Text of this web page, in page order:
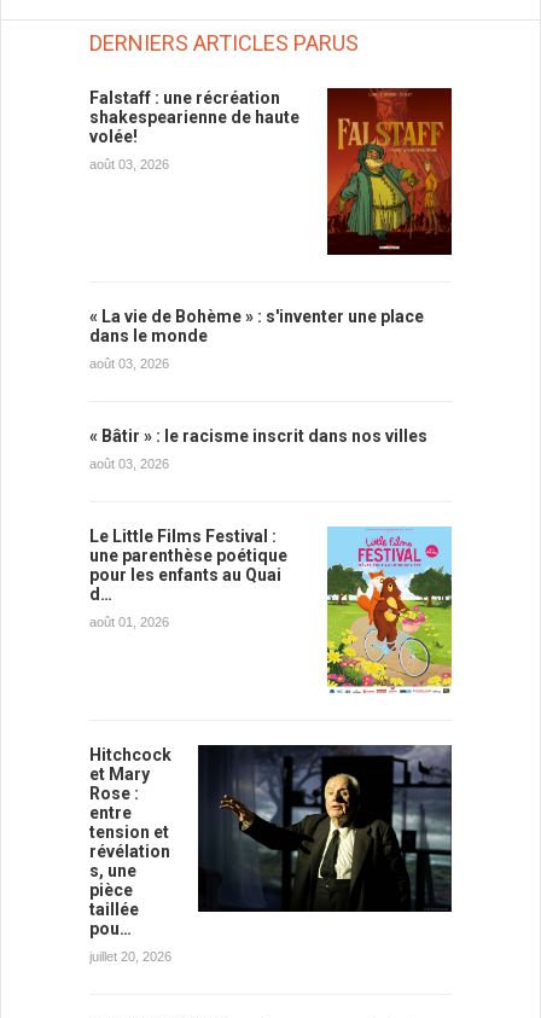
DERNIERS ARTICLES PARUS
Falstaff : une récréation
shakespearienne de haute
volée!
août 03, 2026
« La vie de Bohème » : s'inventer une place
dans le monde
août 03, 2026
« Bâtir » : le racisme inscrit dans nos villes
août 03, 2026
Le Little Films Festival :
une parenthèse poétique
pour les enfants au Quai
d…
août 01, 2026
Hitchcock
et Mary
Rose :
entre
tension et
révélation
s, une
pièce
taillée
pou…
juillet 20, 2026